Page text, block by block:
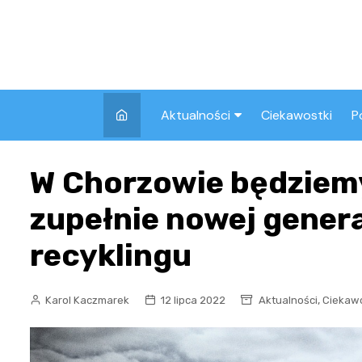
Aktualności
Pozostałe
Ciekawostki
W Chorzowie
zupełnie nowej
recyklingu
Karol Kaczmarek 12 lipca 2022 Aktualności,